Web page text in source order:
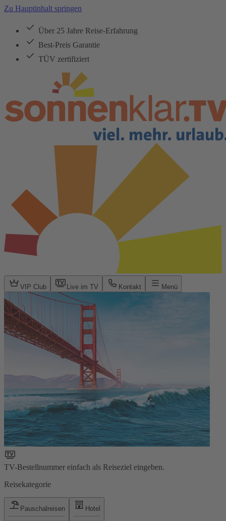
Zu Hauptinhalt springen
Über 25 Jahre Reise-Erfahrung
Best-Preis Garantie
TÜV zertifiziert
VIP Club Live im TV Kontakt Menü
TV-Bestellnummer einfach als Reiseziel eingeben.
Reisekategorie
Pauschalreisen Hotel